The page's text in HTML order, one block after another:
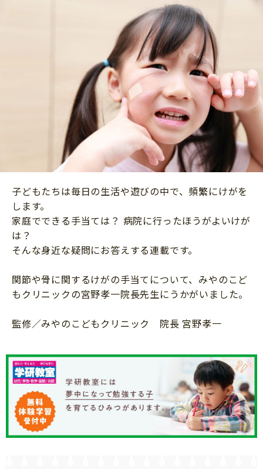
年長
小学2年生
小学4年生
小学6年生
そだち＆まなび
ワーク・ドリル
幼稚園・保育園
科学・プログラミング
教育・学習
読書感想文
本・読書
英語
知育
こそだて生活
ファッション・美容
行事・イベント
トラブル
親子でいっしょに
人間関係
家族
料理
マネー
健康
こそだてマンガ
子どもたちは毎日の生活や遊びの中で、頻繁にけがを
します。
家庭でできる手当ては？ 病院に行ったほうがよいけが
は？
そんな身近な疑問にお答えする連載です。
関節や骨に関するけがの手当てについて、みやのこど
もクリニックの宮野孝一院長先生にうかがいました。
監修／みやのこどもクリニック 院長 宮野孝一